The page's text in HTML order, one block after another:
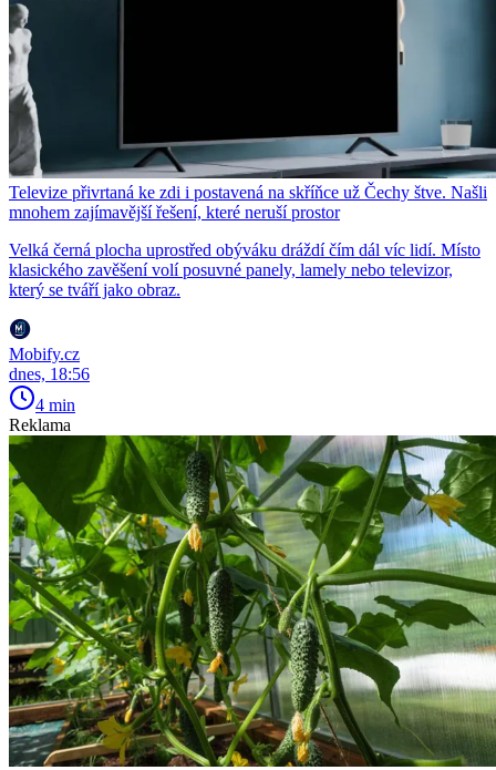
Televize přivrtaná ke zdi i postavená na skříňce už Čechy štve. Našli
mnohem zajímavější řešení, které neruší prostor
Velká černá plocha uprostřed obýváku dráždí čím dál víc lidí. Místo
klasického zavěšení volí posuvné panely, lamely nebo televizor,
který se tváří jako obraz.
Mobify.cz
dnes, 18:56
4 min
Reklama